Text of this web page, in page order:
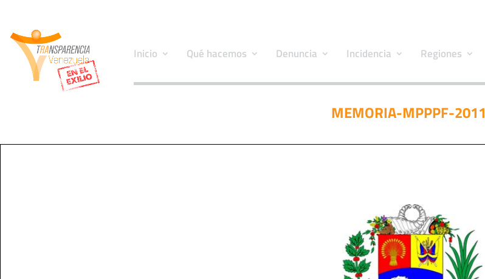
Inicio Qué hacemos Denuncia Incidencia Regiones
MEMORIA-MPPPF-2011